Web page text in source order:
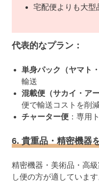
宅配便よりも大型
代表的なプラン：
単身パック（ヤマト
輸送
混載便（サカイ・アー
便で輸送コストを削
チャーター便 ：専用
6. 貴重品・精密機器
精密機器・美術品・高
し便の方が適しています